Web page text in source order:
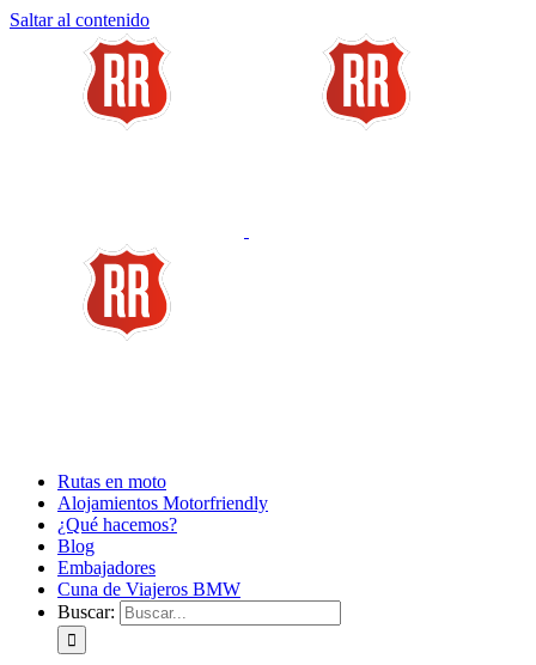
Saltar al contenido
Rutas en moto
Alojamientos Motorfriendly
¿Qué hacemos?
Blog
Embajadores
Cuna de Viajeros BMW
Buscar: